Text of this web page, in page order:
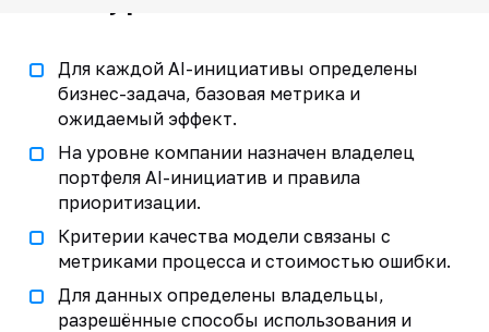
Для каждой AI-инициативы определены
бизнес-задача, базовая метрика и
ожидаемый эффект.
На уровне компании назначен владелец
портфеля AI-инициатив и правила
приоритизации.
Критерии качества модели связаны с
метриками процесса и стоимостью ошибки.
Для данных определены владельцы,
разрешённые способы использования и